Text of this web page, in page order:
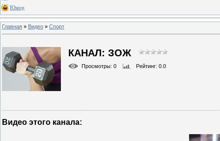
Юмор
Главная » Видео » Спорт
КАНАЛ: ЗОЖ
Просмотры: 0 Рейтинг: 0.0
Видео этого канала: